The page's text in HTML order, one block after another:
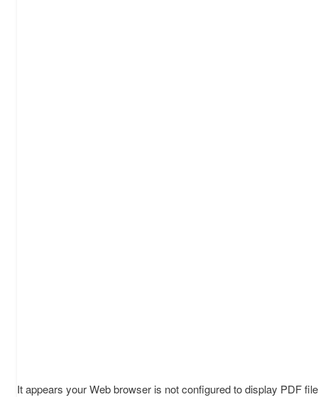
It appears your Web browser is not configured to display PDF